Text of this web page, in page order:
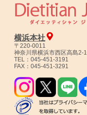
横浜本社
〒220-0011
神奈川県横浜市西区高島2-
TEL：045-451-3191
FAX：045-451-3291